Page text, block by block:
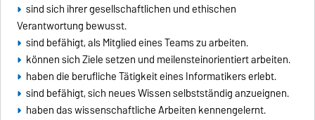
sind sich ihrer gesellschaftlichen und ethischen
Verantwortung bewusst.
sind befähigt, als Mitglied eines Teams zu arbeiten.
können sich Ziele setzen und meilensteinorientiert arbeiten.
haben die berufliche Tätigkeit eines Informatikers erlebt.
sind befähigt, sich neues Wissen selbstständig anzueignen.
haben das wissenschaftliche Arbeiten kennengelernt.